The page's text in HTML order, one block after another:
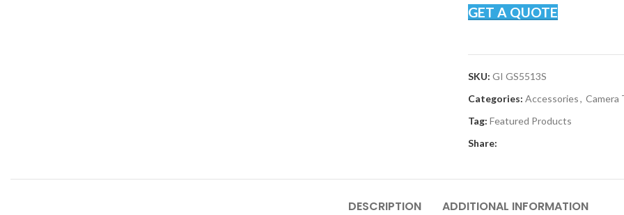
GET A QUOTE
SKU: GI GS5513S
Categories: Accessories, Camera
Tag: Featured Products
Share:
DESCRIPTION ADDITIONAL INFORMATION